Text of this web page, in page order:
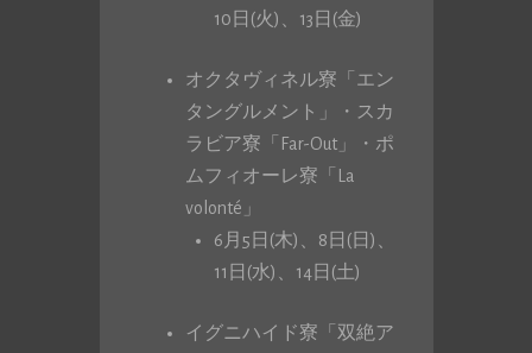
10日(火)、13日(金)
オクタヴィネル寮「エン
タングルメント」・スカ
ラビア寮「Far-Out」・ポ
ムフィオーレ寮「La
volonté」
6月5日(木)、8日(日)、
11日(水)、14日(土)
イグニハイド寮「双絶ア